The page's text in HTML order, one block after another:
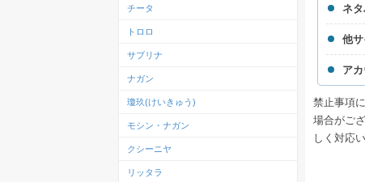
ネ
他
ア
禁止事項
場合がご
しく対応
チータ
トロロ
サブリナ
ナガン
瓊玖(けいきゅう)
モシン・ナガン
クシーニヤ
リッタラ